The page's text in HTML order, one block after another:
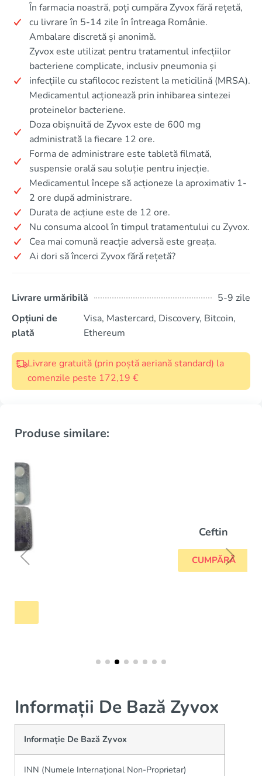
În farmacia noastră, poți cumpăra Zyvox fără rețetă,
cu livrare în 5-14 zile în întreaga Românie.
Ambalare discretă și anonimă.
Zyvox este utilizat pentru tratamentul infecțiilor
bacteriene complicate, inclusiv pneumonia și
infecțiile cu stafilococ rezistent la meticilină (MRSA).
Medicamentul acționează prin inhibarea sintezei
proteinelor bacteriene.
Doza obișnuită de Zyvox este de 600 mg
administrată la fiecare 12 ore.
Forma de administrare este tabletă filmată,
suspensie orală sau soluție pentru injecție.
Medicamentul începe să acționeze la aproximativ 1-
2 ore după administrare.
Durata de acțiune este de 12 ore.
Nu consuma alcool în timpul tratamentului cu Zyvox.
Cea mai comună reacție adversă este greața.
Ai dori să încerci Zyvox fără rețetă?
Livrare urmăribilă
5-9 zile
Opțiuni de
plată
Visa, Mastercard, Discovery, Bitcoin,
Ethereum
Livrare gratuită (prin poștă aeriană standard) la
comenzile peste 172,19 €
Produse similare:
Informații De Bază Zyvox
Informație De Bază Zyvox
INN (Numele Internațional Non-Proprietar)